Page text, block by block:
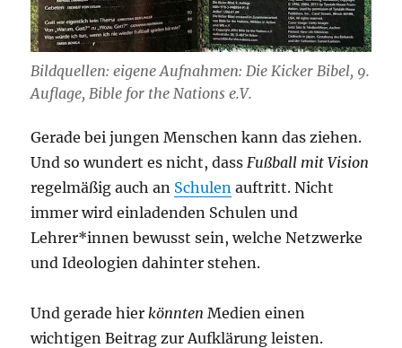
Bildquellen:eigene Aufnahmen: Die Kicker Bibel, 9.
Auflage, Bible for the Nations e.V.
Gerade bei jungen Menschen kann das ziehen.
Und so wundert es nicht, dass Fußball mit Vision
regelmäßig auch an Schulen auftritt. Nicht
immer wird einladenden Schulen und
Lehrer*innen bewusst sein, welche Netzwerke
und Ideologien dahinter stehen.
Und gerade hier könnten Medien einen
wichtigen Beitrag zur Aufklärung leisten.